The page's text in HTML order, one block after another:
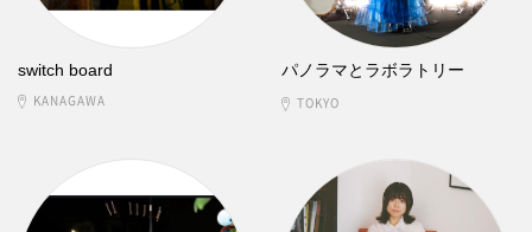
switch board
KANAGAWA
パノラマとラボラトリー
TOKYO